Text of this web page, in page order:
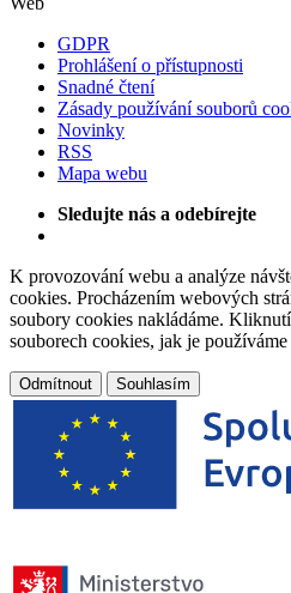
GDPR
Prohlášení o přístupnosti
Snadné čtení
Zásady používání souborů
Novinky
RSS
Mapa webu
Sledujte nás a odebírejte
K provozování webu a analýze
cookies. Procházením webových
soubory cookies nakládáme.
souborech cookies, jak je
Odmítnout Souhlasím